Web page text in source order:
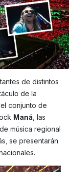
de distintos
de la
conjunto de
Maná , las
música regional
se presentarán